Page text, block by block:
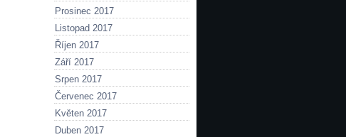
Prosinec 2017
Listopad 2017
Říjen 2017
Září 2017
Srpen 2017
Červenec 2017
Květen 2017
Duben 2017